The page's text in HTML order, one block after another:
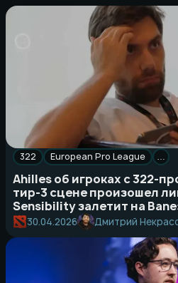
322 European Pro League …
Ahilles об игроках с 322-
тир-3 сцене произошел
Sensibility залетит на
30.04.2026 Дмитрий